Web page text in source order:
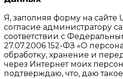
Я, заполняя форму на сайте
согласие администратору
соответствии с
27.07.2006 152-ФЗ «О
обработку, хранение и
через Интернет моих
подтверждаю, что, даю